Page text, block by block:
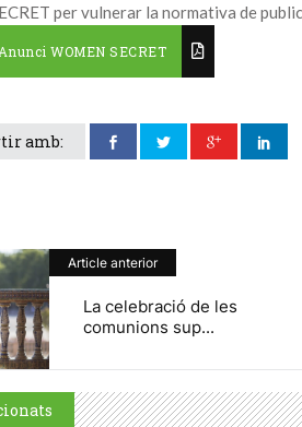
per vulnerar la normativa de
WOMEN SECRET
amb:
Article anterior
La celebració de les
comunions sup...